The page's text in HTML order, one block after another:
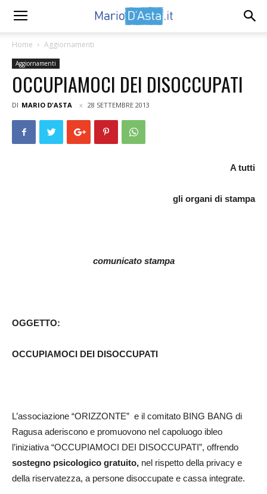
Home Aggiornamenti
Aggiornamenti
OCCUPIAMOCI DEI DISOCCUPATI
DI MARIO D'ASTA 28 SETTEMBRE 2013
A tutti
gli organi di stampa
comunicato stampa
OGGETTO:
OCCUPIAMOCI DEI DISOCCUPATI
L’associazione “ORIZZONTE” e il comitato BING BANG di
Ragusa aderiscono e promuovono nel capoluogo ibleo
l’iniziativa “OCCUPIAMOCI DEI DISOCCUPATI”, offrendo
sostegno psicologico gratuito, nel rispetto della privacy e
della riservatezza, a persone disoccupate e cassa integrate.